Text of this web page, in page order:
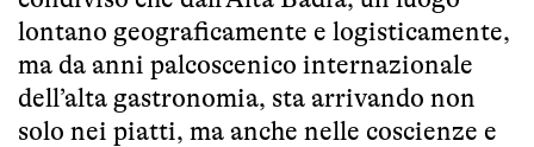
lontano geograficamente e logisticamente,
ma da anni palcoscenico internazionale
dell’alta gastronomia, sta arrivando non
solo nei piatti, ma anche nelle coscienze e